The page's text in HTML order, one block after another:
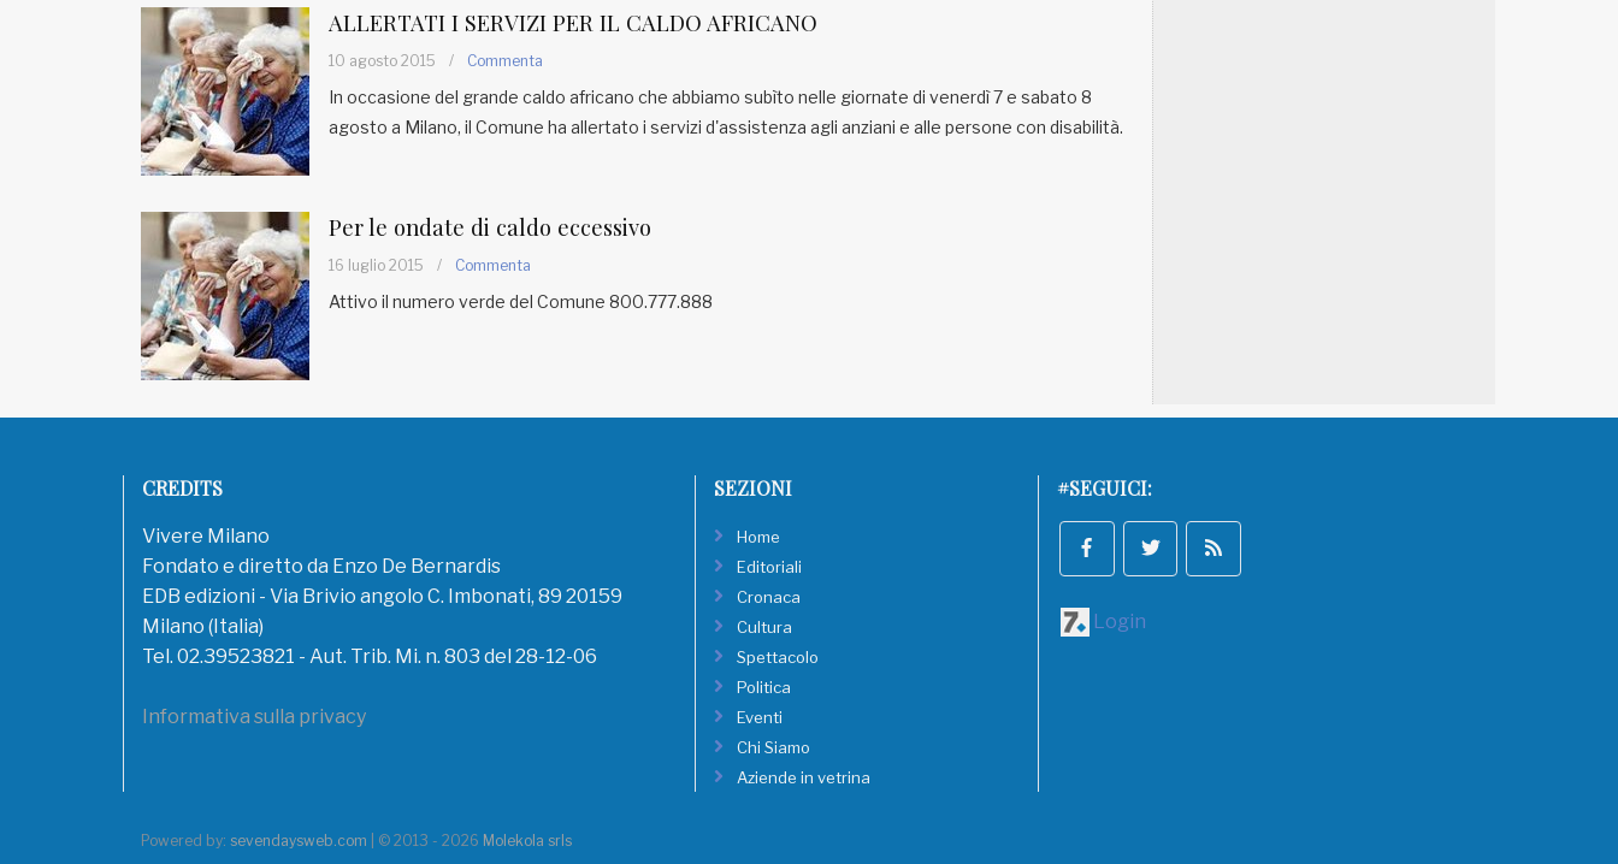
ALLERTATI I SERVIZI PER IL CALDO AFRICANO
10 agosto 2015 / Commenta
In occasione del grande caldo africano che abbiamo subìto nelle giornate di venerdì 7 e sabato 8
agosto a Milano, il Comune ha allertato i servizi d'assistenza agli anziani e alle persone con disabilità.
Per le ondate di caldo eccessivo
16 luglio 2015 / Commenta
Attivo il numero verde del Comune 800.777.888
CREDITS
Vivere Milano
Fondato e diretto da Enzo De Bernardis
EDB edizioni - Via Brivio angolo C. Imbonati, 89 20159
Milano (Italia)
Tel. 02.39523821 - Aut. Trib. Mi. n. 803 del 28-12-06
Informativa sulla privacy
SEZIONI
Home
Editoriali
Cronaca
Cultura
Spettacolo
Politica
Eventi
Chi Siamo
Aziende in vetrina
#SEGUICI:
Login
Powered by: sevendaysweb.com | © 2013 - 2026 Molekola srls